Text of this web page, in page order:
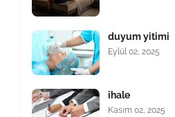
duyum yitimi
Eylül 02, 2025
ihale
Kasım 02, 2025